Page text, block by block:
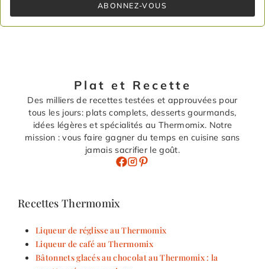
ABONNEZ-VOUS
Plat et Recette
Des milliers de recettes testées et approuvées pour
tous les jours: plats complets, desserts gourmands,
idées légères et spécialités au Thermomix. Notre
mission : vous faire gagner du temps en cuisine sans
jamais sacrifier le goût.
Recettes Thermomix
Liqueur de réglisse au Thermomix
Liqueur de café au Thermomix
Bâtonnets glacés au chocolat au Thermomix : la